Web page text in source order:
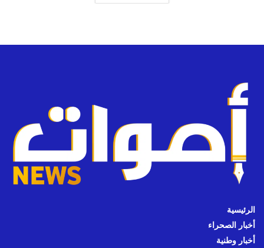
الرئيسية
أخبار الصحراء
أخبار وطنية